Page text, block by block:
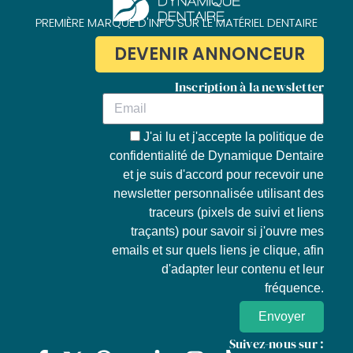
PREMIÈRE MARQUE D'INFO SUR LE MATÉRIEL DENTAIRE
DEVENIR ANNONCEUR
Inscription à la newsletter
J'ai lu et j'accepte la politique de
confidentialité de Dynamique Dentaire
et je suis d'accord pour recevoir une
newsletter personnalisée utilisant des
traceurs (pixels de suivi et liens
traçants) pour savoir si j'ouvre mes
emails et sur quels liens je clique, afin
d'adapter leur contenu et leur
fréquence.
Envoyer
Suivez-nous sur :